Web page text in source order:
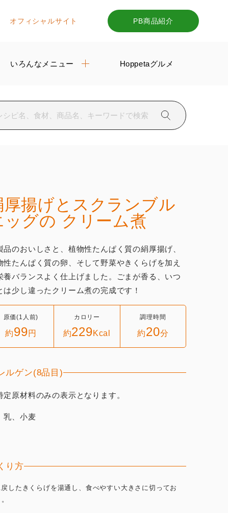
オフィシャルサイト PB商品紹介
いろんなメニュー Hoppetaグルメ
厚揚げとスクランブル
ッグの クリーム煮
品のおいしさと、植物性たんぱく質の絹厚揚げ、
性たんぱく質の卵、そして野菜やきくらげを加え
養バランスよく仕上げました。ごまが香る、いつ
は少し違ったクリーム煮の完成です！
原価(1人前)
約99円
カロリー
約229Kcal
調理時間
約20分
ルゲン(8品目)
原材料のみの表示となります。
乳、小麦
り方
したきくらげを湯通し、食べやすい大きさに切ってお